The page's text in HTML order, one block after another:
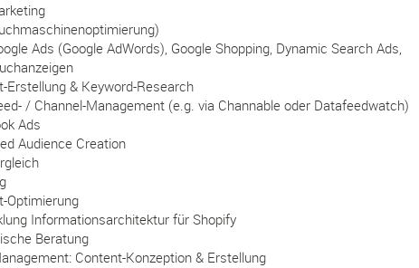
Ads (Google AdWords), Google Shopping, Dynamic Search Ads,
Erstellung & Keyword-Research
/ Channel-Management (e.g. via Channable oder Datafeedwatch)
Ads
Audience Creation
Optimierung
Informationsarchitektur für Shopify
Beratung
Content-Konzeption & Erstellung